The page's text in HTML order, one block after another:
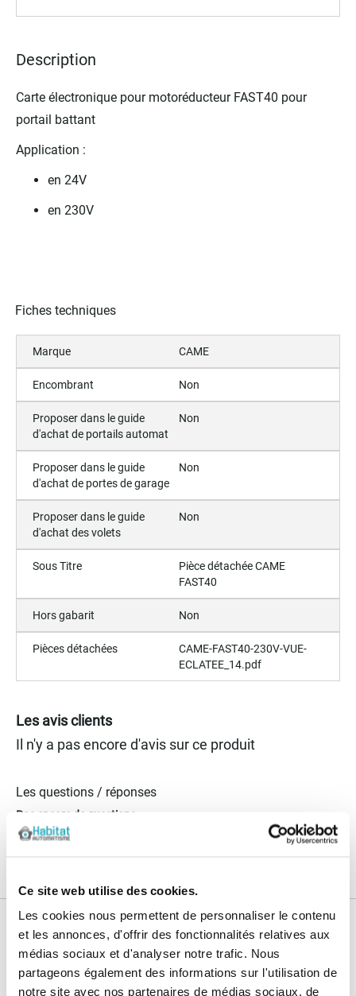
Ce site web utilise des cookies.
Les cookies nous permettent de personnaliser le contenu
et les annonces, d'offrir des fonctionnalités relatives aux
médias sociaux et d'analyser notre trafic. Nous
partageons également des informations sur l'utilisation de
notre site avec nos partenaires de médias sociaux, de
Description
Carte électronique pour motoréducteur FAST40 pour
portail battant
Application :
en 24V
en 230V
Fiches techniques
Marque CAME
Encombrant Non
Proposer dans le guide
d'achat de portails automat
Non
Proposer dans le guide
d'achat de portes de garage
Non
Proposer dans le guide
d'achat des volets
Non
Sous Titre
Pièce détachée CAME
FAST40
Hors gabarit Non
Pièces détachées
CAME-FAST40-230V-VUE-
ECLATEE_14.pdf
Les avis clients
Il n'y a pas encore d'avis sur ce produit
Les questions / réponses
Pas encore de questions
Connectez vous pour poser votre question
Nos services
100% sécurisé
3x sans frais